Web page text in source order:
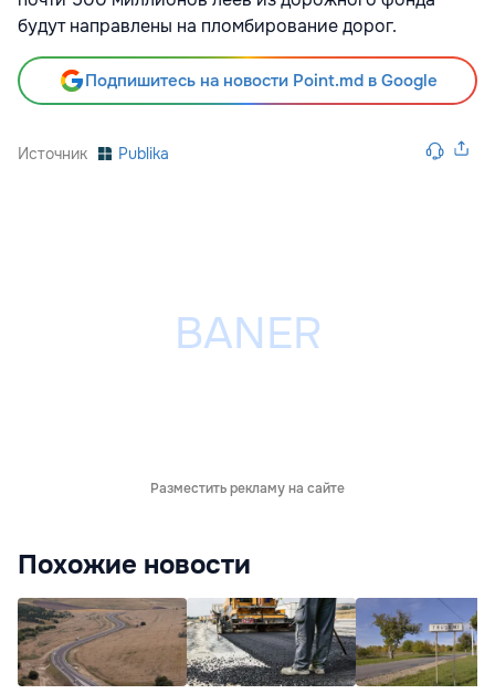
будут направлены на пломбирование дорог.
Подпишитесь на новости Point.md в Google
Источник Publika
Разместить рекламу на сайте
Похожие новости